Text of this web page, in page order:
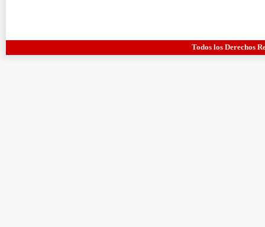
Todos los Derechos